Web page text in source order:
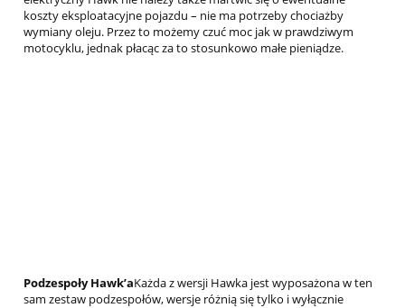
koszty eksploatacyjne pojazdu – nie ma potrzeby chociażby
wymiany oleju. Przez to możemy czuć moc jak w prawdziwym
motocyklu, jednak płacąc za to stosunkowo małe pieniądze.
Podzespoły Hawk’aKażda z wersji Hawka jest wyposażona w ten
sam zestaw podzespołów, wersje różnią się tylko i wyłącznie